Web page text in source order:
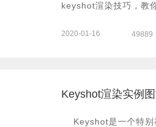
keyshot渲染技巧，教
2020-01-16 49889
Keyshot渲染实例
Keyshot是一个特别